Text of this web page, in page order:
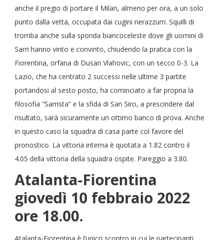
anche il pregio di portare il Milan, almeno per ora, a un solo
punto dalla vetta, occupata dai cugini nerazzurri. Squilli di
tromba anche sulla sponda biancoceleste dove gli uomini di
Sarri hanno vinto e convinto, chiudendo la pratica con la
Fiorentina, orfana di Dusan Vlahovic, con un secco 0-3. La
Lazio, che ha centrato 2 successi nelle ultime 3 partite
portandosi al sesto posto, ha cominciato a far propria la
filosofia “Sarrista” e la sfida di San Siro, a prescindere dal
risultato, sarà sicuramente un ottimo banco di prova. Anche
in questo caso la squadra di casa parte col favore del
pronostico. La vittoria interna è quotata a 1.82 contro il
4.05 della vittoria della squadra ospite. Pareggio a 3.80.
Atalanta-Fiorentina
giovedì 10 febbraio 2022
ore 18.00.